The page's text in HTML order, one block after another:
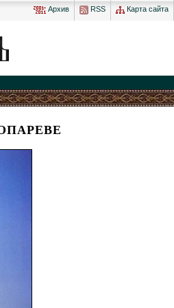
Архив RSS Карта сайта